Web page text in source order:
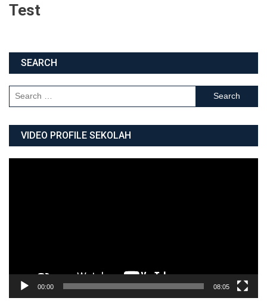
Test
SEARCH
Search for:
VIDEO PROFILE SEKOLAH
00:00 08:05